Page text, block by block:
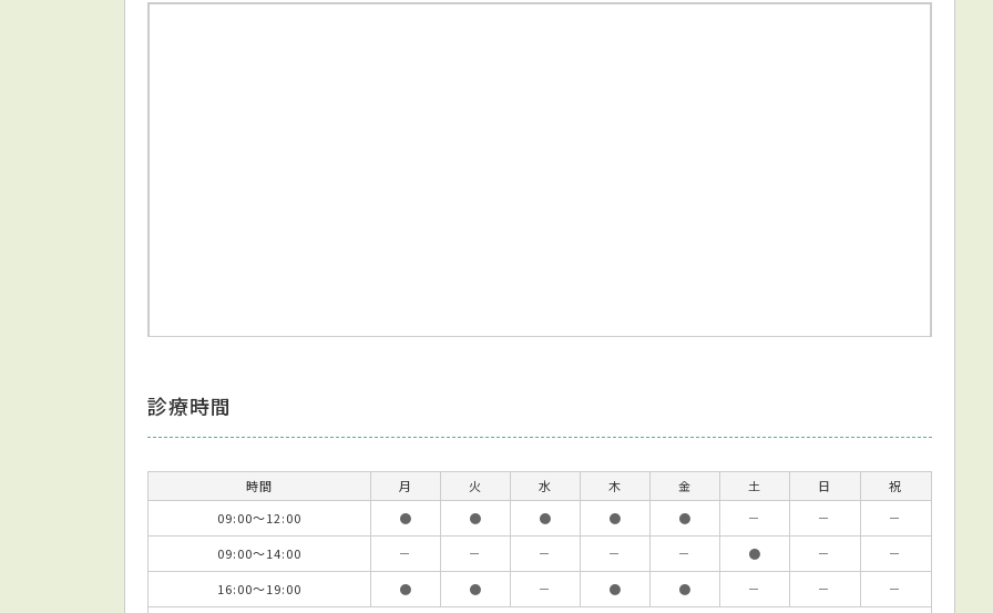
診療時間
時間 月 火 水 木 金 土 日
祝
09:00～12:00
● ● ● ● ● － －
－
09:00～14:00
－ － － － － ● －
－
16:00～19:00
● ● － ● ● － －
－